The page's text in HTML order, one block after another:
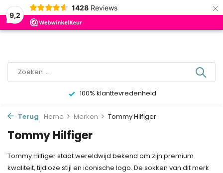
9,2
1428 Reviews ×
0
100% klanttevredenheid
Terug Home Merken Tommy Hilfiger
Tommy Hilfiger
Tommy Hilfiger staat wereldwijd bekend om zijn premium
kwaliteit, tijdloze stijl en iconische logo. De sokken van dit merk